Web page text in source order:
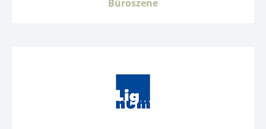
Büroszene